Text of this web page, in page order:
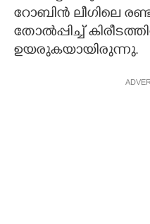
റോബിൻ ലീഗിലെ
തോൽപ്പിച്ച്
ഉയരുകയായിരുന്നു.